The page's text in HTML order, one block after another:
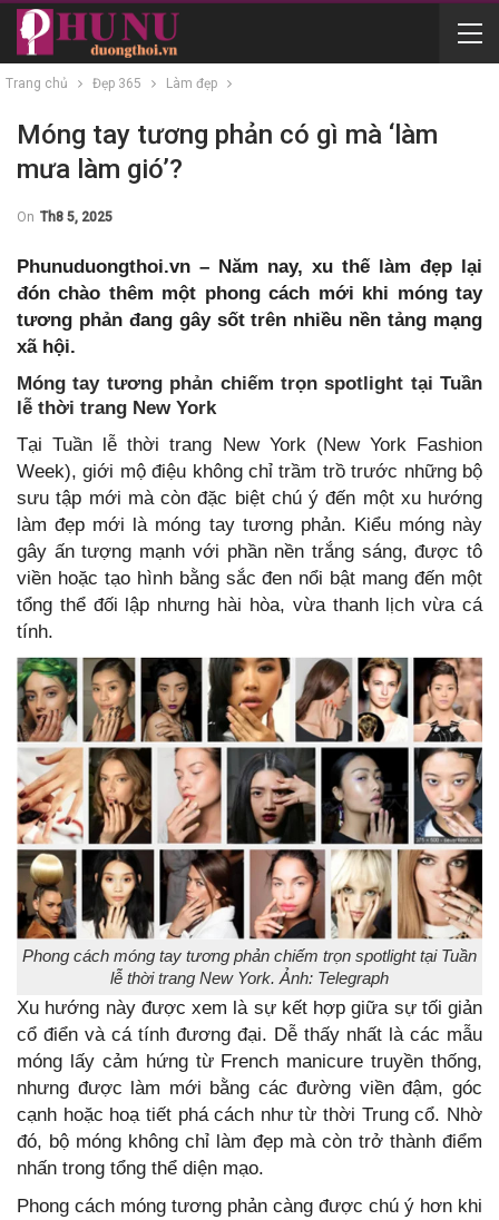
Trang chủ Đẹp 365 Làm đẹp
Móng tay tương phản có gì mà ‘làm
mưa làm gió’?
On Th8 5, 2025
Phunuduongthoi.vn – Năm nay, xu thế làm đẹp lại
đón chào thêm một phong cách mới khi móng tay
tương phản đang gây sốt trên nhiều nền tảng mạng
xã hội.
Móng tay tương phản chiếm trọn spotlight tại Tuần
lễ thời trang New York
Tại Tuần lễ thời trang New York (New York Fashion
Week), giới mộ điệu không chỉ trầm trồ trước những bộ
sưu tập mới mà còn đặc biệt chú ý đến một xu hướng
làm đẹp mới là móng tay tương phản. Kiểu móng này
gây ấn tượng mạnh với phần nền trắng sáng, được tô
viền hoặc tạo hình bằng sắc đen nổi bật mang đến một
tổng thể đối lập nhưng hài hòa, vừa thanh lịch vừa cá
tính.
Phong cách móng tay tương phản chiếm trọn spotlight tại Tuần
lễ thời trang New York. Ảnh: Telegraph
Xu hướng này được xem là sự kết hợp giữa sự tối giản
cổ điển và cá tính đương đại. Dễ thấy nhất là các mẫu
móng lấy cảm hứng từ French manicure truyền thống,
nhưng được làm mới bằng các đường viền đậm, góc
cạnh hoặc hoạ tiết phá cách như từ thời Trung cổ. Nhờ
đó, bộ móng không chỉ làm đẹp mà còn trở thành điểm
nhấn trong tổng thể diện mạo.
Phong cách móng tương phản càng được chú ý hơn khi